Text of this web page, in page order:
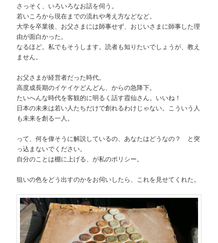
さっそく、いろいろなお話を伺う。
若いころから現在までの流れや考え方などなど。
大学を卒業後、お父さまには師事せず、おじいさまに師事した理
由が面白かった。
なるほど。私でもそうします。読者も知りたいでしょうが、教え
ません。
お父さまが経営者だった時代。
高度成長期のイケイケどんどん、からの急降下。
たいへんな時代を客観的に明るく話す霞仙さん。いいね！
日本の未来は若い人たちだけで創れるわけじゃない。こういう人
も未来を創る一人。
って、何を偉そうに解説しているの、あなたはどうなの？ と突
っ込まないでください。
自分のことは棚に上げる、が私のポリシー。
狙いの色をどう出すのかをお伺いしたら、これを見せてくれた。